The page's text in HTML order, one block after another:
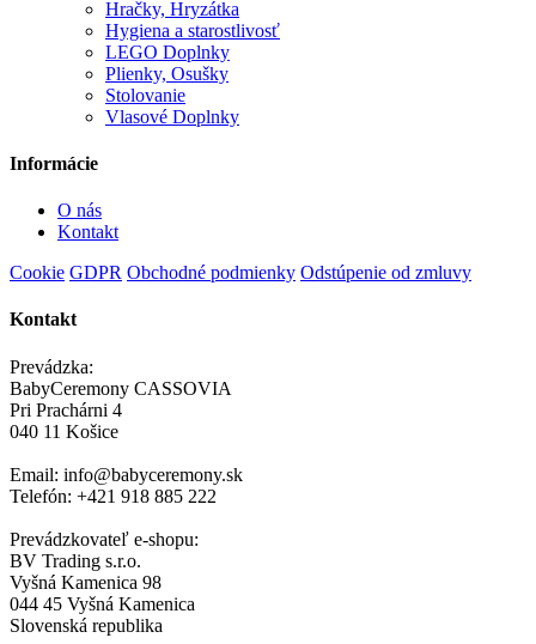
Hračky, Hryzátka
Hygiena a starostlivosť
LEGO Doplnky
Plienky, Osušky
Stolovanie
Vlasové Doplnky
Informácie
O nás
Kontakt
Cookie GDPR Obchodné podmienky Odstúpenie od zmluvy
Kontakt
Prevádzka:
BabyCeremony CASSOVIA
Pri Prachárni 4
040 11 Košice
Email: info@babyceremony.sk
Telefón: +421 918 885 222
Prevádzkovateľ e-shopu:
BV Trading s.r.o.
Vyšná Kamenica 98
044 45 Vyšná Kamenica
Slovenská republika